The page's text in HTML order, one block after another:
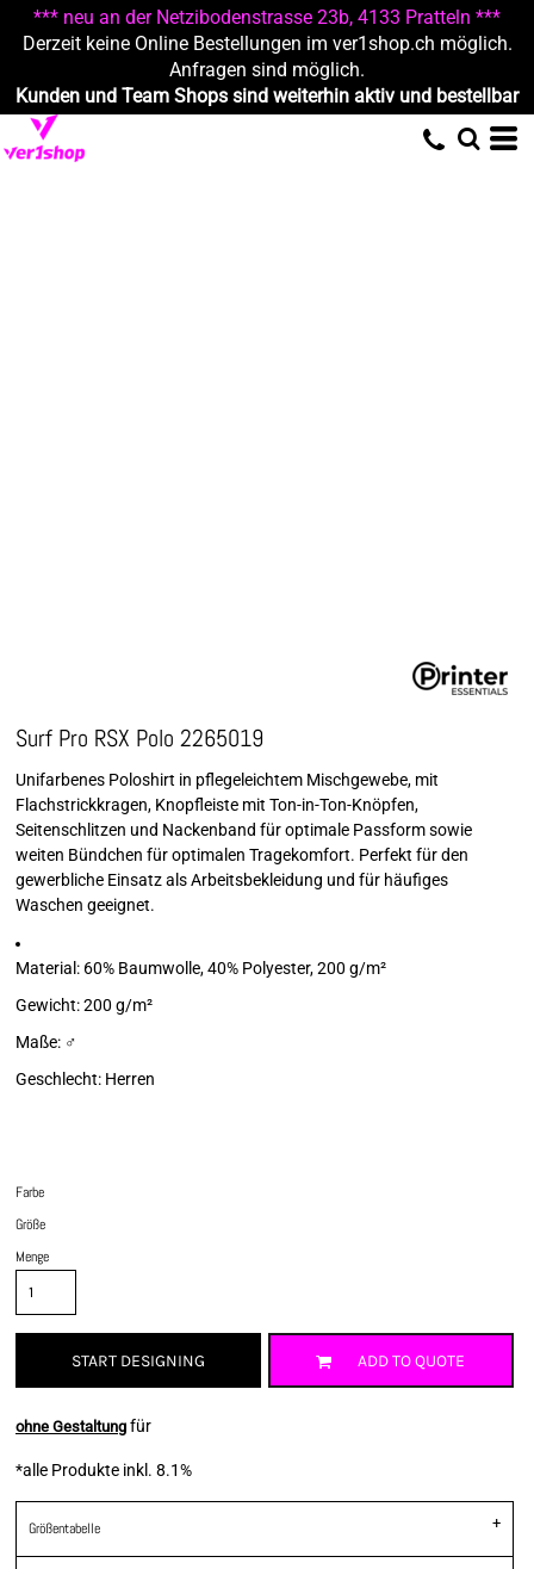
*** neu an der Netzibodenstrasse 23b, 4133 Pratteln ***
Derzeit keine Online Bestellungen im ver1shop.ch möglich.
Anfragen sind möglich.
Kunden und Team Shops sind weiterhin aktiv und bestellbar
Surf Pro RSX Polo 2265019
Unifarbenes Poloshirt in pflegeleichtem Mischgewebe, mit
Flachstrickkragen, Knopfleiste mit Ton-in-Ton-Knöpfen,
Seitenschlitzen und Nackenband für optimale Passform sowie
weiten Bündchen für optimalen Tragekomfort. Perfekt für den
gewerbliche Einsatz als Arbeitsbekleidung und für häufiges
Waschen geeignet.
Material: 60% Baumwolle, 40% Polyester, 200 g/m²
Gewicht: 200 g/m²
Maße: ♂
Geschlecht: Herren
Farbe
Größe
Menge
START DESIGNING ADD TO QUOTE
ohne Gestaltung für
*alle Produkte inkl. 8.1%
Größentabelle